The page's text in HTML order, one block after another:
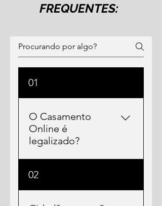
FREQUENTES:
01
O Casamento
Online é
legalizado?
autorizado casar online por
meio de cerimônias de
02